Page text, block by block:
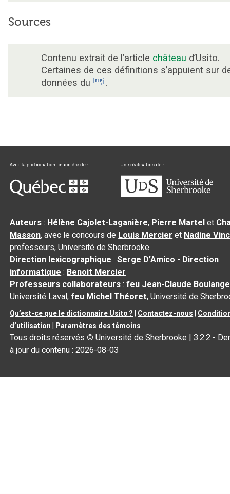
Sources
Contenu extrait de l’article château d’Usito.
Certaines de ces définitions s’appuient sur
données du
.
Auteurs : Hélène Cajolet-Laganière, Pierre Martel et
Masson, avec le concours de Louis Mercier et Nadine
professeurs, Université de Sherbrooke
Direction lexicographique :Serge D’Amico - Direction
informatique : Benoit Mercier
Professeurs collaborateurs :feu Jean-Claude
Université Laval,feu Michel Théoret, Université de
Qu’est-ce que le dictionnaire Usito ? Contactez-nous
d’utilisation
Paramètres des témoins
Tous droits réservés © Université de Sherbrooke |3.2.2 -
à jour du contenu :2026-08-03